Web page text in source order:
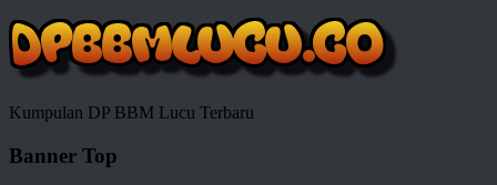
Kumpulan DP BBM Lucu Terbaru
Banner Top